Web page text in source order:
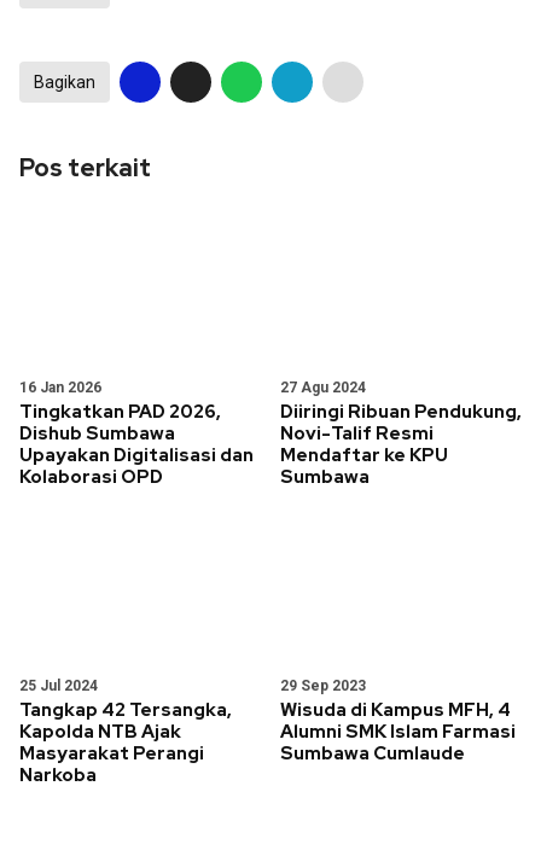
Bagikan
Pos terkait
16 Jan 2026
Tingkatkan PAD 2026,
Dishub Sumbawa
Upayakan Digitalisasi dan
Kolaborasi OPD
27 Agu 2024
Diiringi Ribuan Pendukung,
Novi-Talif Resmi
Mendaftar ke KPU
Sumbawa
25 Jul 2024
Tangkap 42 Tersangka,
Kapolda NTB Ajak
Masyarakat Perangi
Narkoba
29 Sep 2023
Wisuda di Kampus MFH, 4
Alumni SMK Islam Farmasi
Sumbawa Cumlaude